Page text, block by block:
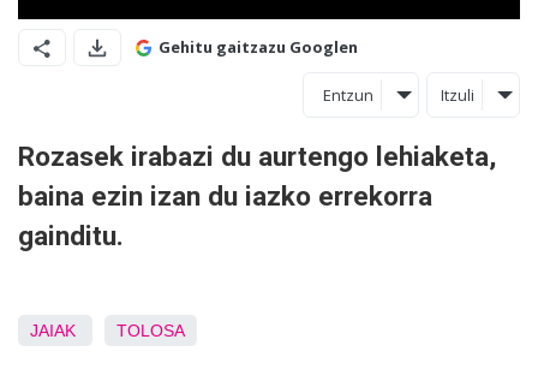
Gehitu gaitzazu Googlen
Entzun Itzuli
Rozasek irabazi du aurtengo lehiaketa,
baina ezin izan du iazko errekorra
gainditu.
JAIAK TOLOSA